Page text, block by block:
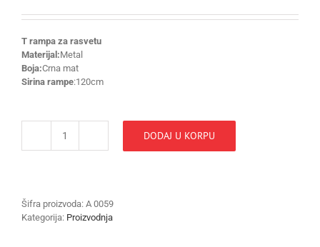
T rampa za rasvetu
Materijal:Metal
Boja:Crna mat
Sirina rampe:120cm
T
DODAJ U KORPU
Šifra proizvoda: A 0059
Kategorija: Proizvodnja